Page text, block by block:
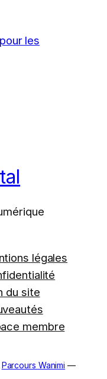
les
légales
du site
membre
Parcours Wanimi —